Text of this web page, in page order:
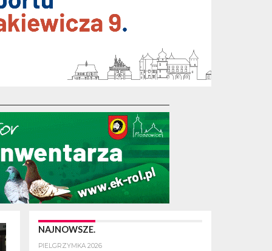
NAJNOWSZE.
PIELGRZYMKA 2026